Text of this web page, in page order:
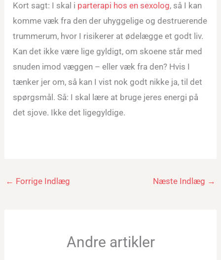
Kort sagt: I skal i parterapi hos en sexolog, så I kan
komme væk fra den der uhyggelige og destruerende
trummerum, hvor I risikerer at ødelægge et godt liv.
Kan det ikke være lige gyldigt, om skoene står med
snuden imod væggen – eller væk fra den? Hvis I
tænker jer om, så kan I vist nok godt nikke ja, til det
spørgsmål. Så: I skal lære at bruge jeres energi på
det sjove. Ikke det ligegyldige.
← Forrige Indlæg Næste Indlæg →
Andre artikler